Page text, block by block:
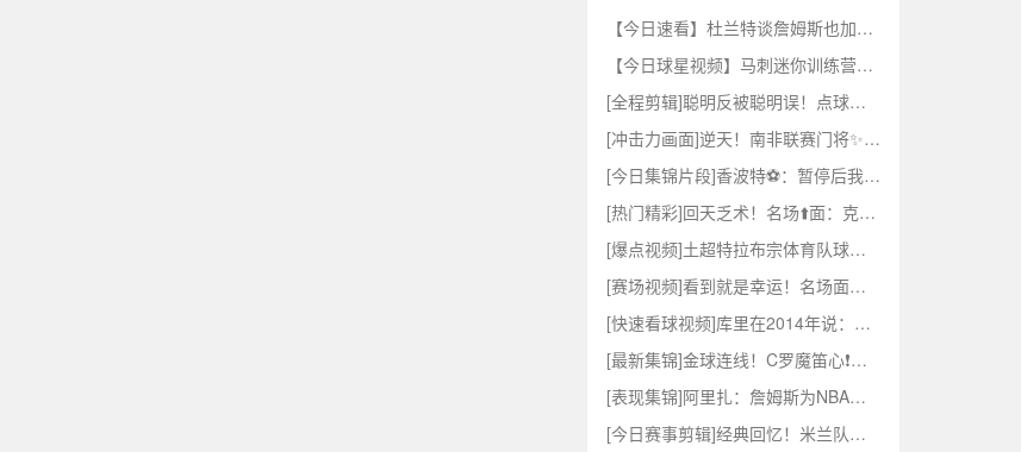
【今日速看】杜兰特谈詹姆斯也加✌️入了⚾超级球队！？专家：两回事！
【今日球星视频】马刺迷你训练营⚾今日开启，队内法国集训视频，攻防强度直接拉满！
[全程剪辑]聪明反被聪明误！点球停顿骗过门将罚进被取消！主⬇️裁掏黄牌伺候！
[冲击力画面]逆天！南非联赛门将✨禁区外稳稳没收皮球，一张红牌直接懵了
[今日集锦片段]香波特⚽：暂停后我要是专❗注记战术的话，就没法专注⬅️投篮了！
[热门精彩]回天乏术！名场⬆️面：克罗斯18年世界杯的读秒绝杀！
[爆点视频]土超特拉布宗体育队球迷高呼萨拉赫，请求管理层签下这位球❕星！
[赛场视频]看到就是幸运！名场面：守门员❗殊死一搏的时刻！
[快速看球视频]库里在2014年说：我是比詹姆斯更✌️好的进攻球⬅️员。隔年击败骑士夺冠
[最新集锦]金球连线！C罗魔笛心❗有灵犀的经典时刻！⬆️
[表现集锦]阿里扎：詹姆斯为NBA创造数十亿财富，就这样收尾被亏待了❕！
[今日赛事剪辑]经典回忆！米兰队长巴❕雷西退役的那一天……